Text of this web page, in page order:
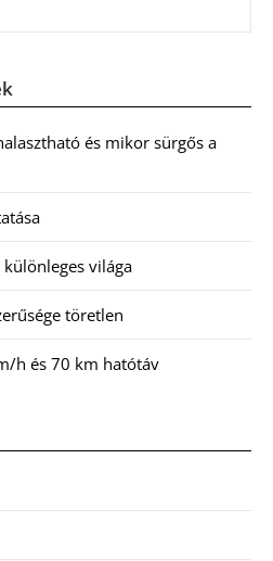
és mikor sürgős a
világa
töretlen
h és 70 km hatótáv